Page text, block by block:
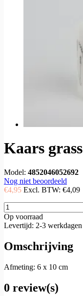
Kaars grass
Model: 4852046052692
Nog niet beoordeeld
€4,95 Excl. BTW: €4,09
Op voorraad
Levertijd: 2-3 werkdagen
Omschrijving
Afmeting: 6 x 10 cm
0 review(s)